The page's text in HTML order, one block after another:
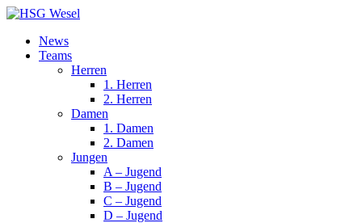
News
Teams
Herren
1. Herren
2. Herren
Damen
1. Damen
2. Damen
Jungen
A – Jugend
B – Jugend
C – Jugend
D – Jugend